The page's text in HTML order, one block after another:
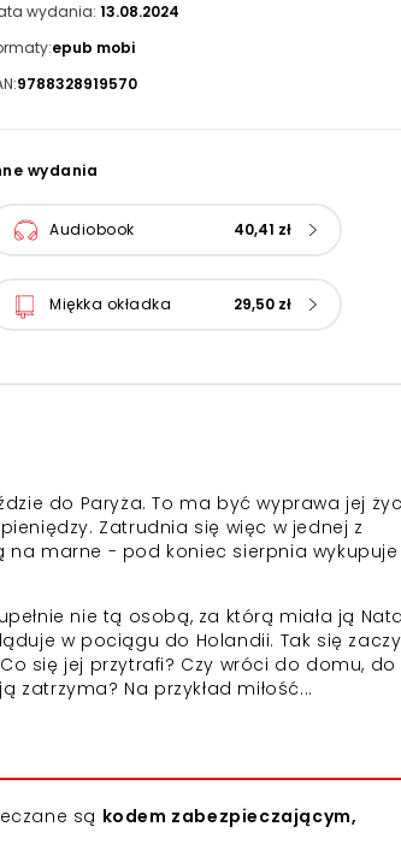
wydania: 13.08.2024
epub mobi
9788328919570
wydania
Audiobook 40,41 zł
Miękka okładka 29,50 zł
do Paryża. To ma być wyprawa jej
Zatrudnia się więc w jednej z
na marne - pod koniec sierpnia wykupuje
nie tą osobą, za którą miała ją
w pociągu do Holandii. Tak się
się jej przytrafi? Czy wróci do domu, do
Na przykład miłość...
są kodem zabezpieczającym,